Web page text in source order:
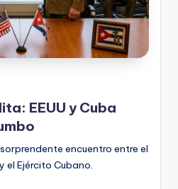
EEUU y Cuba
encuentro entre el
el Ejército Cubano.